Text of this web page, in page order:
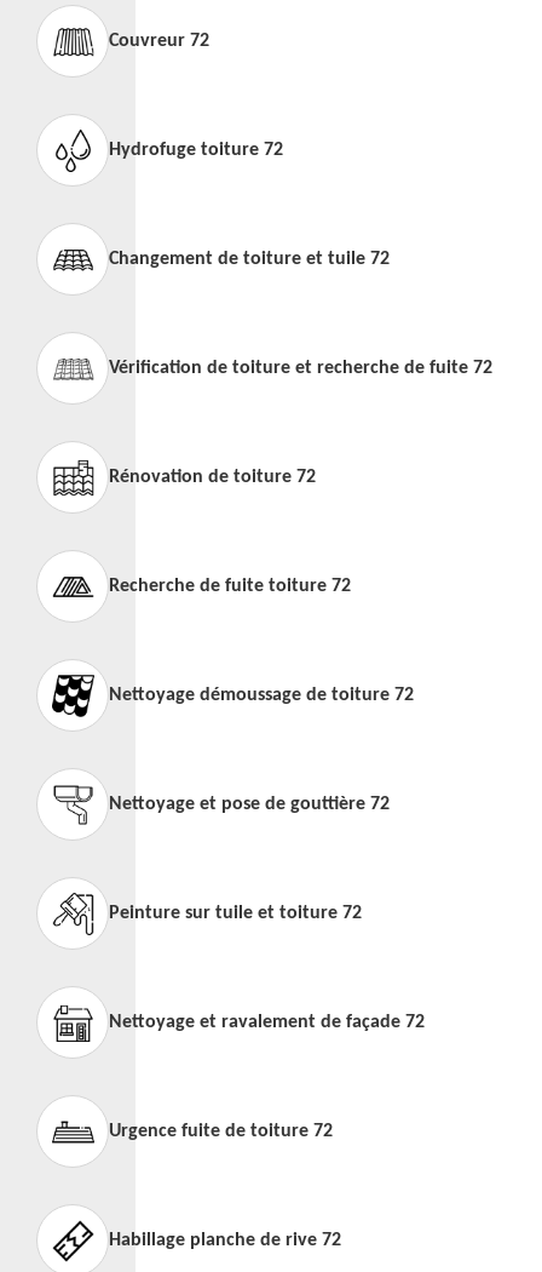
Couvreur 72
Hydrofuge toiture 72
Changement de toiture et tuile 72
Vérification de toiture et recherche de fuite 72
Rénovation de toiture 72
Recherche de fuite toiture 72
Nettoyage démoussage de toiture 72
Nettoyage et pose de gouttière 72
Peinture sur tuile et toiture 72
Nettoyage et ravalement de façade 72
Urgence fuite de toiture 72
Habillage planche de rive 72